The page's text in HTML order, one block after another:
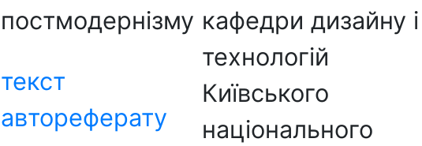
постмодернізму
текст
автореферату
кафедри дизайну і
технологій
Київського
національного